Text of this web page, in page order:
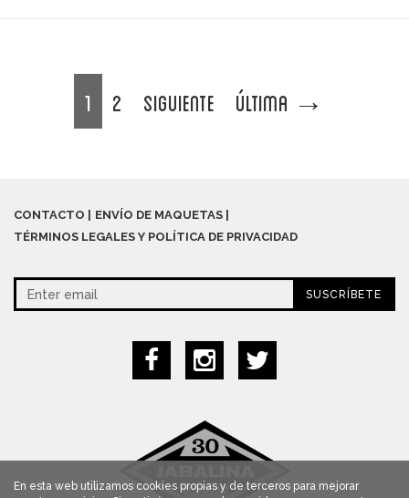
1 2 Siguiente Última →
CONTACTO
ENVÍO DE MAQUETAS
TÉRMINOS LEGALES Y POLÍTICA DE PRIVACIDAD
SUSCRÍBETE
En esta web utilizamos cookies propias y de terceros para mejorar